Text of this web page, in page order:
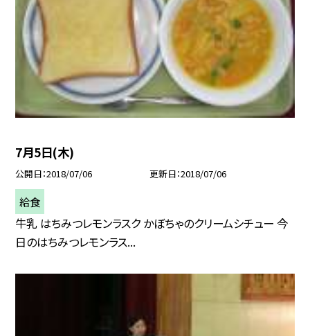
7月5日(木)
公開日 2018/07/06 更新日 2018/07/06
給食
牛乳 はちみつレモンラスク かぼちゃのクリームシチュー 今
日のはちみつレモンラス...